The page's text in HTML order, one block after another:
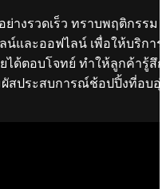
ย่างรวดเร็ว ทราบพฤติกรรม
และออฟไลน์ เพื่อให้บริการ
ได้ตอบโจทย์ ทำให้ลูกค้ารู้สึก
ผัสประสบการณ์ช้อปปิ้งที่อบอุ่